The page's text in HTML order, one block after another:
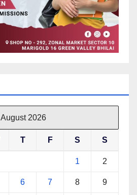
August 2026
T F S S
1 2
6 7 8 9